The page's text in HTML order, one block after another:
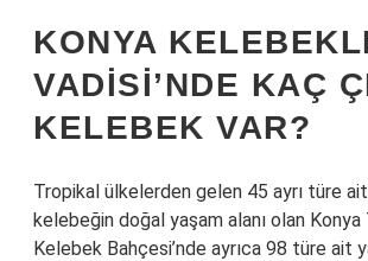
KONYA
VADISI’NDE KAÇ
KELEBEK VAR?
Tropikal ülkelerden gelen 45 ayrı türe
kelebeğin doğal yaşam alanı olan Konya
Kelebek Bahçesi’nde ayrıca 98 türe ait